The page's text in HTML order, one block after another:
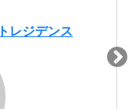
レジデンス